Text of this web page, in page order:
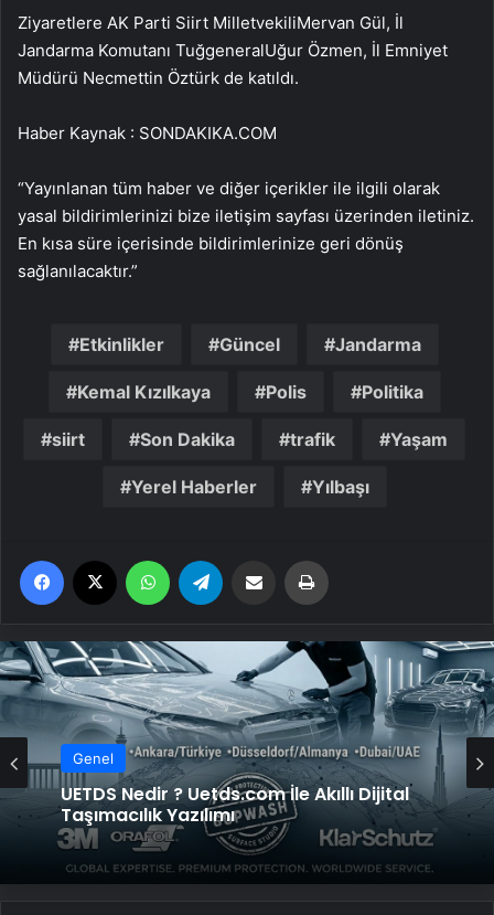
Ziyaretlere AK Parti Siirt MilletvekiliMervan Gül, İl
Jandarma Komutanı TuğgeneralUğur Özmen, İl Emniyet
Müdürü Necmettin Öztürk de katıldı.
Haber Kaynak : SONDAKIKA.COM
“Yayınlanan tüm haber ve diğer içerikler ile ilgili olarak
yasal bildirimlerinizi bize iletişim sayfası üzerinden iletiniz.
En kısa süre içerisinde bildirimlerinize geri dönüş
sağlanılacaktır.”
Etkinlikler Güncel Jandarma
Kemal Kızılkaya Polis Politika
siirt Son Dakika trafik Yaşam
Yerel Haberler Yılbaşı
Facebook WhatsApp Email'den paylaş
Genel
UETDS Nedir ? Uetds.com İle Akıllı Dijital
Taşımacılık Yazılımı